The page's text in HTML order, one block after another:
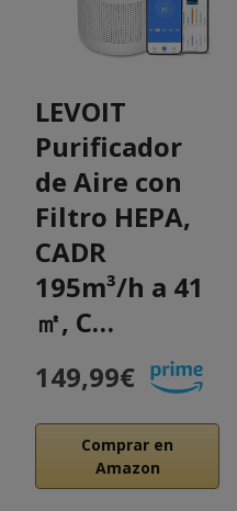
LEVOIT
Purificador
de Aire con
Filtro HEPA,
CADR
195m³/h a 41
㎡, C…
149,99€
Comprar en
Amazon